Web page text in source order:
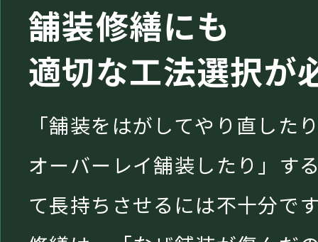
舗装修繕にも
適切な工法選択が
「舗装をはがしてやり直した
オーバーレイ舗装したり」す
て長持ちさせるには不十分で